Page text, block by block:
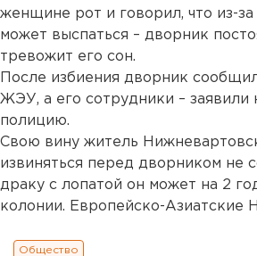
женщине рот и говорил, что из-за
может выспаться – дворник
тревожит его сон.
После избиения дворник
ЖЭУ, а его сотрудники – заявили
полицию.
Свою вину житель
извиняться перед дворником не
драку с лопатой он может на 2
колонии. Европейско-Азиатские
Общество